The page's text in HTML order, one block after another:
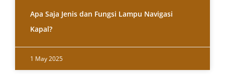
Apa Saja Jenis dan Fungsi Lampu Navigasi
Kapal?
1 May 2025